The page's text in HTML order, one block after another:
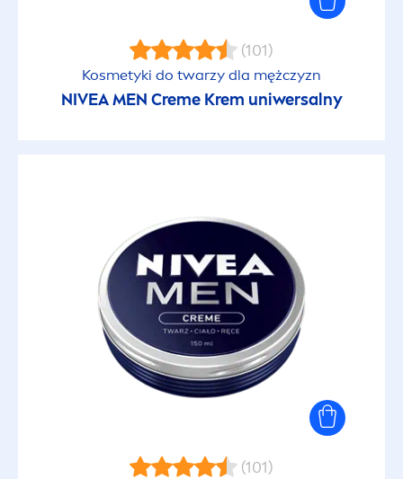
(101)
Kosmetyki do twarzy dla mężczyzn
NIVEA MEN CremeKrem uniwersalny
(101)